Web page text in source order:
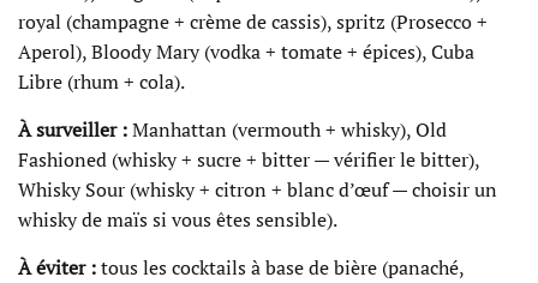
royal (champagne + crème de cassis), spritz (Prosecco +
Aperol), Bloody Mary (vodka + tomate + épices), Cuba
Libre (rhum + cola).
À surveiller :Manhattan (vermouth + whisky), Old
Fashioned (whisky + sucre + bitter — vérifier le bitter),
Whisky Sour (whisky + citron + blanc d’œuf — choisir un
whisky de maïs si vous êtes sensible).
À éviter :tous les cocktails à base de bière (panaché,